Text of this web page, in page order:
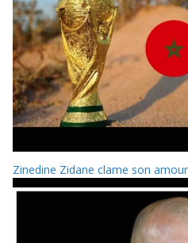
Zinedine Zidane clame son